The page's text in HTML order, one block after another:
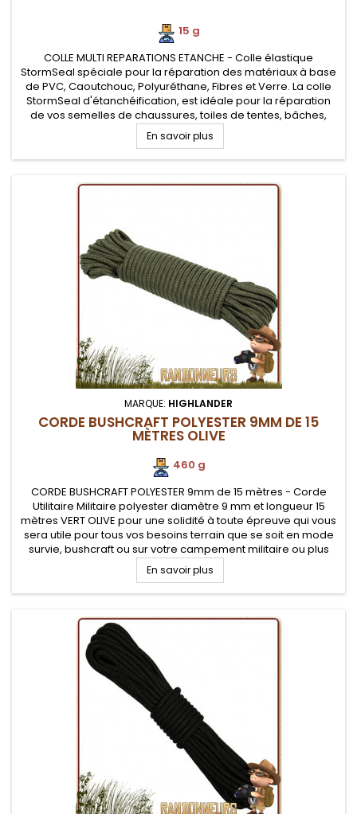
15 g
COLLE MULTI REPARATIONS ETANCHE - Colle élastique
StormSeal spéciale pour la réparation des matériaux à base
de PVC, Caoutchouc, Polyuréthane, Fibres et Verre. La colle
StormSeal d'étanchéification, est idéale pour la réparation
de vos semelles de chaussures, toiles de tentes, bâches,
sacs...
En savoir plus
MARQUE: HIGHLANDER
CORDE BUSHCRAFT POLYESTER 9MM DE 15
MÈTRES OLIVE
460 g
CORDE BUSHCRAFT POLYESTER 9mm de 15 mètres - Corde
Utilitaire Militaire polyester diamètre 9 mm et longueur 15
mètres VERT OLIVE pour une solidité à toute épreuve qui vous
sera utile pour tous vos besoins terrain que se soit en mode
survie, bushcraft ou sur votre campement militaire ou plus
simplement au camping
En savoir plus